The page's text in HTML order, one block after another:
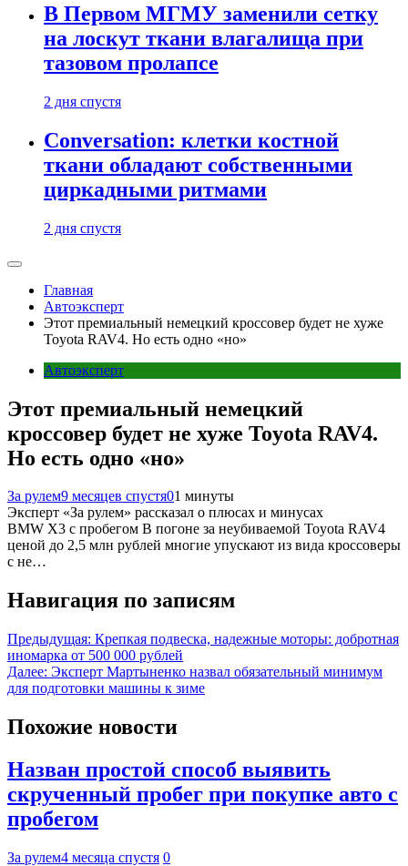
В Первом МГМУ заменили сетку
на лоскут ткани влагалища при
тазовом пролапсе
2 дня спустя
Conversation: клетки костной
ткани обладают собственными
циркадными ритмами
2 дня спустя
Главная
Автоэксперт
Этот премиальный немецкий кроссовер будет не хуже
Toyota RAV4. Но есть одно «но»
Автоэксперт
Этот премиальный немецкий
кроссовер будет не хуже Toyota RAV4.
Но есть одно «но»
За рулем9 месяцев спустя01 минуты
Эксперт «За рулем» рассказал о плюсах и минусах
BMW X3 с пробегом В погоне за неубиваемой Toyota RAV4
ценой до 2,5 млн рублей многие упускают из вида кроссоверы
с не…
Навигация по записям
Предыдущая: Крепкая подвеска, надежные моторы: добротная
иномарка от 500 000 рублей
Далее: Эксперт Мартыненко назвал обязательный минимум
для подготовки машины к зиме
Похожие новости
Назван простой способ выявить
скрученный пробег при покупке авто с
пробегом
За рулем4 месяца спустя 0